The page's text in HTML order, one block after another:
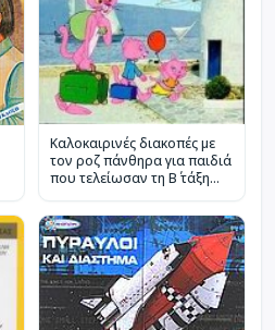
Καλοκαιρινές διακοπές με
τον ροζ πάνθηρα για παιδιά
που τελείωσαν τη Β΄ τάξη